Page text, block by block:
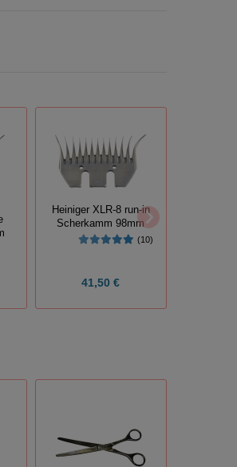
Heiniger XLR-8 run-in
Scherkamm 98mm
(10)
41,50 €